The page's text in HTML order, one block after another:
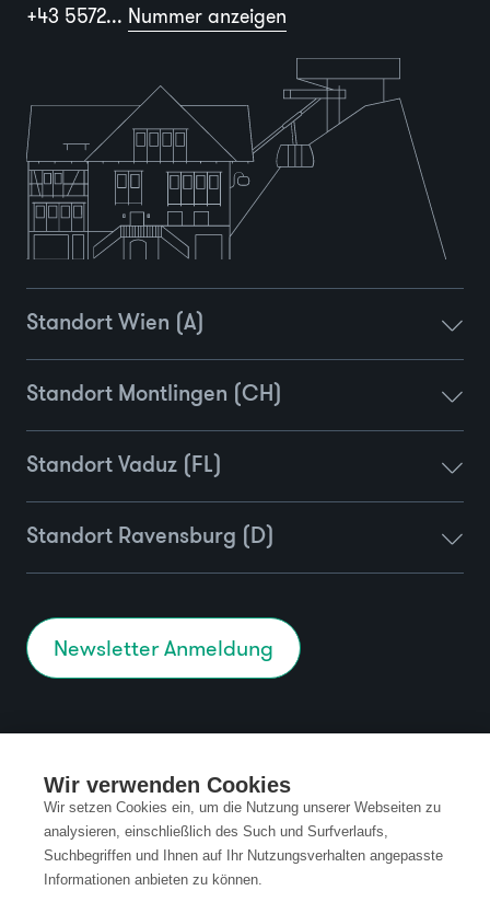
Wir verwenden Cookies
Wir setzen Cookies ein, um die Nutzung unserer Webseiten zu
analysieren, einschließlich des Such und Surfverlaufs,
Suchbegriffen und Ihnen auf Ihr Nutzungsverhalten angepasste
Informationen anbieten zu können.
+43 5572... Nummer anzeigen
Standort Wien (A)
Standort Montlingen (CH)
Standort Vaduz (FL)
Standort Ravensburg (D)
Newsletter Anmeldung
Impressum
AGB
Code of Conduct